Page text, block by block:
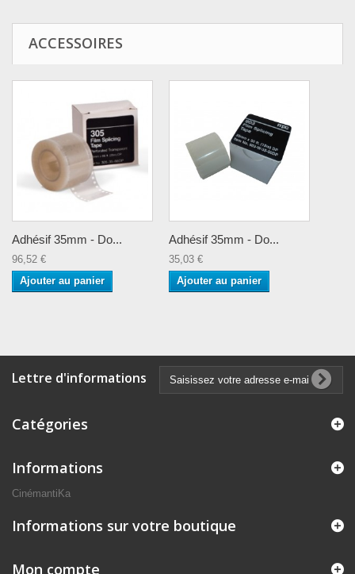
ACCESSOIRES
Adhésif 35mm - Do...
96,52 €
Ajouter au panier
Adhésif 35mm - Do...
35,03 €
Ajouter au panier
Lettre d'informations
Catégories
Informations
CinémantiKa
Informations sur votre boutique
Mon compte